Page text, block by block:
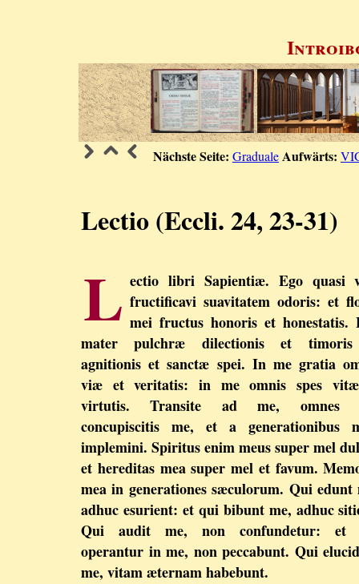
Nächste Seite: GradualeAufwärts:
Lectio (Eccli. 24, 23-31)
L ectio libri Sapientiæ. Ego quasi
fructificavi suavitatem odoris: et
mei fructus honoris et honestatis.
mater pulchræ dilectionis et
agnitionis et sanctæ spei. In me gratia
viæ et veritatis: in me omnis spes
virtutis. Transite ad me, omnes
concupiscitis me, et a generationibus
implemini. Spiritus enim meus super mel
et hereditas mea super mel et favum.
mea in generationes sæculorum. Qui edunt
adhuc esurient: et qui bibunt me, adhuc
Qui audit me, non confundetur: et
operantur in me, non peccabunt. Qui
me, vitam æternam habebunt.